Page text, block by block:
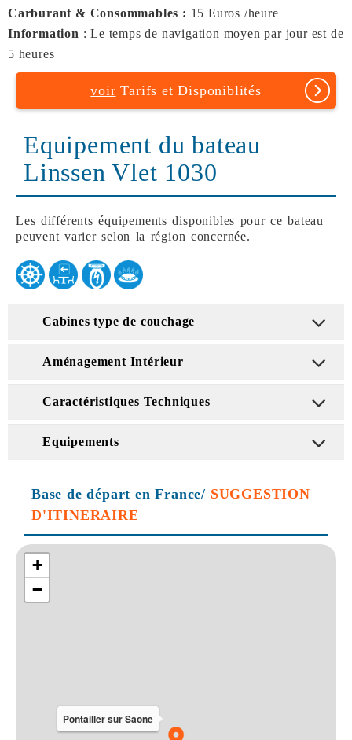
Carburant & Consommables : 15 Euros /heure
Information : Le temps de navigation moyen par jour est de
5 heures
voir Tarifs et Disponiblités
Equipement du bateau
Linssen Vlet 1030
Les différents équipements disponibles pour ce bateau
peuvent varier selon la région concernée.
Cabines type de couchage
Aménagement Intérieur
Caractéristiques Techniques
Equipements
Base de départ en France/ SUGGESTION
D'ITINERAIRE